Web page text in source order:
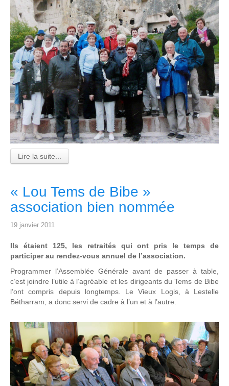
Lire la suite...
« Lou Tems de Bibe »
association bien nommée
19 janvier 2011
Ils étaient 125, les retraités qui ont pris le temps de
participer au rendez-vous annuel de l’association.
Programmer l’Assemblée Générale avant de passer à table,
c’est joindre l’utile à l’agréable et les dirigeants du Tems de Bibe
l’ont compris depuis longtemps. Le Vieux Logis, à Lestelle
Bétharram, a donc servi de cadre à l’un et à l’autre.